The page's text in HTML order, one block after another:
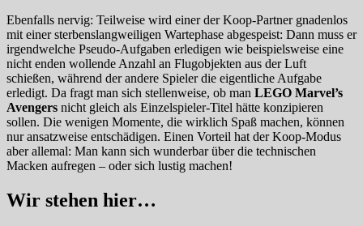
Ebenfalls nervig: Teilweise wird einer der Koop-Partner gnadenlos
mit einer sterbenslangweiligen Wartephase abgespeist: Dann muss er
irgendwelche Pseudo-Aufgaben erledigen wie beispielsweise eine
nicht enden wollende Anzahl an Flugobjekten aus der Luft
schießen, während der andere Spieler die eigentliche Aufgabe
erledigt. Da fragt man sich stellenweise, ob man LEGO Marvel’s
Avengers nicht gleich als Einzelspieler-Titel hätte konzipieren
sollen. Die wenigen Momente, die wirklich Spaß machen, können
nur ansatzweise entschädigen. Einen Vorteil hat der Koop-Modus
aber allemal: Man kann sich wunderbar über die technischen
Macken aufregen – oder sich lustig machen!
Wir stehen hier…